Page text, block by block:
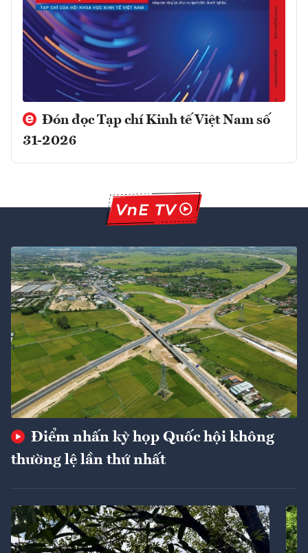
Đón đọc Tạp chí Kinh tế Việt Nam số
31-2026
Điểm nhấn kỳ họp Quốc hội không
thường lệ lần thứ nhất